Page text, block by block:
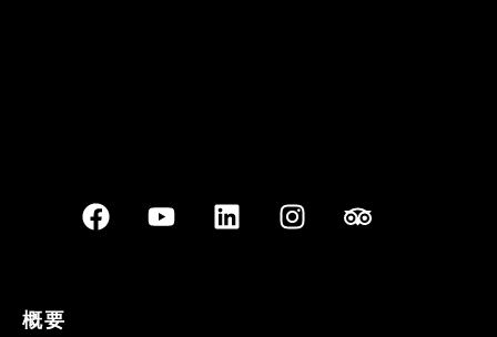
概要